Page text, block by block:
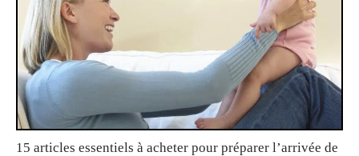
15 articles essentiels à acheter pour préparer l’arrivée de